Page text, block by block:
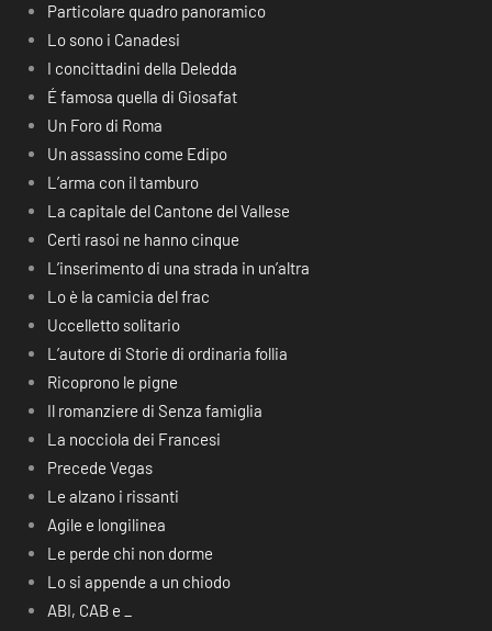
Particolare quadro panoramico
Lo sono i Canadesi
I concittadini della Deledda
É famosa quella di Giosafat
Un Foro di Roma
Un assassino come Edipo
L’arma con il tamburo
La capitale del Cantone del Vallese
Certi rasoi ne hanno cinque
L’inserimento di una strada in un’altra
Lo è la camicia del frac
Uccelletto solitario
L’autore di Storie di ordinaria follia
Ricoprono le pigne
Il romanziere di Senza famiglia
La nocciola dei Francesi
Precede Vegas
Le alzano i rissanti
Agile e longilinea
Le perde chi non dorme
Lo si appende a un chiodo
ABI, CAB e _